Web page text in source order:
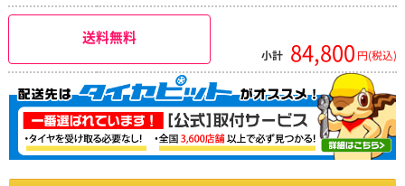
送料無料
小計 84,800 円(税込)